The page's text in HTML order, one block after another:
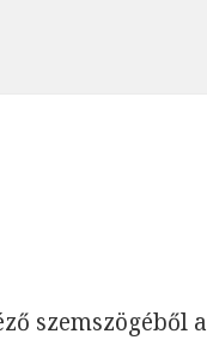
szemszögéből a